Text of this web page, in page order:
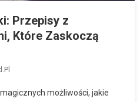
Przepisy z
Które Zaskoczą
możliwości, jakie